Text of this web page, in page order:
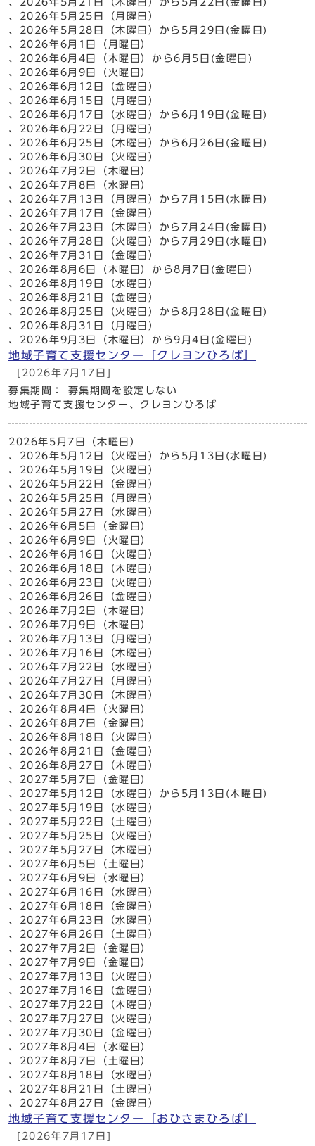
、2026年5月21日（木曜日）から5月22日(金曜日)
、2026年5月25日（月曜日）
、2026年5月28日（木曜日）から5月29日(金曜日)
、2026年6月1日（月曜日）
、2026年6月4日（木曜日）から6月5日(金曜日)
、2026年6月9日（火曜日）
、2026年6月12日（金曜日）
、2026年6月15日（月曜日）
、2026年6月17日（水曜日）から6月19日(金曜日)
、2026年6月22日（月曜日）
、2026年6月25日（木曜日）から6月26日(金曜日)
、2026年6月30日（火曜日）
、2026年7月2日（木曜日）
、2026年7月8日（水曜日）
、2026年7月13日（月曜日）から7月15日(水曜日)
、2026年7月17日（金曜日）
、2026年7月23日（木曜日）から7月24日(金曜日)
、2026年7月28日（火曜日）から7月29日(水曜日)
、2026年7月31日（金曜日）
、2026年8月6日（木曜日）から8月7日(金曜日)
、2026年8月19日（水曜日）
、2026年8月21日（金曜日）
、2026年8月25日（火曜日）から8月28日(金曜日)
、2026年8月31日（月曜日）
、2026年9月3日（木曜日）から9月4日(金曜日)
地域子育て支援センター「クレヨンひろば」
[2026年7月17日]
募集期間： 募集期間を設定しない
地域子育て支援センター、クレヨンひろば
2026年5月7日（木曜日）
、2026年5月12日（火曜日）から5月13日(水曜日)
、2026年5月19日（火曜日）
、2026年5月22日（金曜日）
、2026年5月25日（月曜日）
、2026年5月27日（水曜日）
、2026年6月5日（金曜日）
、2026年6月9日（火曜日）
、2026年6月16日（火曜日）
、2026年6月18日（木曜日）
、2026年6月23日（火曜日）
、2026年6月26日（金曜日）
、2026年7月2日（木曜日）
、2026年7月9日（木曜日）
、2026年7月13日（月曜日）
、2026年7月16日（木曜日）
、2026年7月22日（水曜日）
、2026年7月27日（月曜日）
、2026年7月30日（木曜日）
、2026年8月4日（火曜日）
、2026年8月7日（金曜日）
、2026年8月18日（火曜日）
、2026年8月21日（金曜日）
、2026年8月27日（木曜日）
、2027年5月7日（金曜日）
、2027年5月12日（水曜日）から5月13日(木曜日)
、2027年5月19日（水曜日）
、2027年5月22日（土曜日）
、2027年5月25日（火曜日）
、2027年5月27日（木曜日）
、2027年6月5日（土曜日）
、2027年6月9日（水曜日）
、2027年6月16日（水曜日）
、2027年6月18日（金曜日）
、2027年6月23日（水曜日）
、2027年6月26日（土曜日）
、2027年7月2日（金曜日）
、2027年7月9日（金曜日）
、2027年7月13日（火曜日）
、2027年7月16日（金曜日）
、2027年7月22日（木曜日）
、2027年7月27日（火曜日）
、2027年7月30日（金曜日）
、2027年8月4日（水曜日）
、2027年8月7日（土曜日）
、2027年8月18日（水曜日）
、2027年8月21日（土曜日）
、2027年8月27日（金曜日）
地域子育て支援センター「おひさまひろば」
[2026年7月17日]